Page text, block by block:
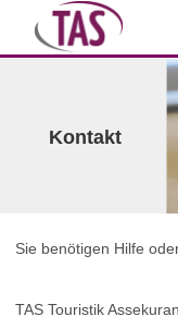
Kontakt
Sie benötigen Hilfe
TAS Touristik